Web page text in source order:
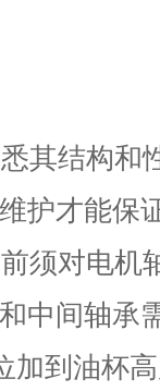
其结构和
护才能
须对电机
中间轴承
加到油杯